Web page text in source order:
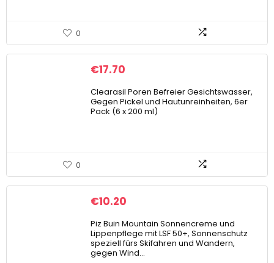
0
€17.70
Clearasil Poren Befreier Gesichtswasser,
Gegen Pickel und Hautunreinheiten, 6er
Pack (6 x 200 ml)
0
€10.20
Piz Buin Mountain Sonnencreme und
Lippenpflege mit LSF 50+, Sonnenschutz
speziell fürs Skifahren und Wandern,
gegen Wind…